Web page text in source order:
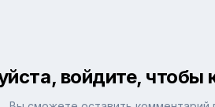
войдите, чтобы